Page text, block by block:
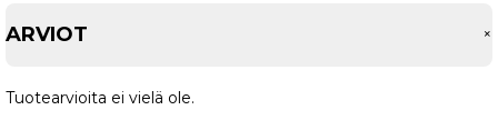
ARVIOT +
Tuotearvioita ei vielä ole.